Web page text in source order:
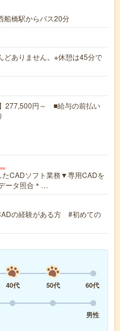
船橋駅からバス20分
ありません。※休憩は45分で
277,500円～ ■給与の前払い
CADソフト業務▼専用CADを
ータ照合＊…
の経験がある方 #初めての
40代 50代
60代
男性